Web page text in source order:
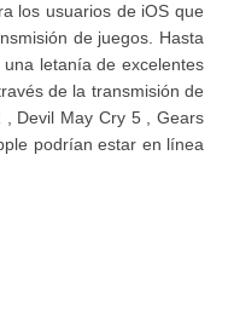
los usuarios de iOS que
de juegos. Hasta
letanía de excelentes
de la transmisión de
, Devil May Cry 5 , Gears
podrían estar en línea